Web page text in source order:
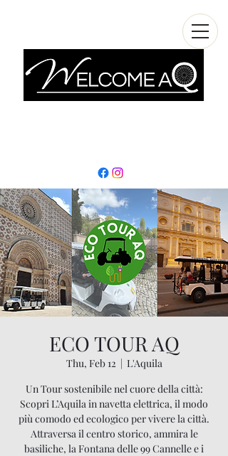
ECO TOUR AQ
Thu, Feb 12
  |
L'Aquila
Un Tour sostenibile nel cuore della città:
Scopri L’Aquila in navetta elettrica, il modo
più comodo ed ecologico per vivere la città.
Attraversa il centro storico, ammira le
basiliche, la Fontana delle 99 Cannelle e i